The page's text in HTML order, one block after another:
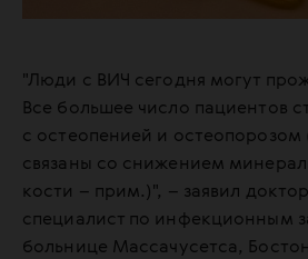
"Люди с ВИЧ сегодня могут
Все большее число пациентов
с остеопенией и остеопорозом
связаны со снижением
кости – прим.)", – заявил
специалист по инфекционным
больнице Массачусетса,